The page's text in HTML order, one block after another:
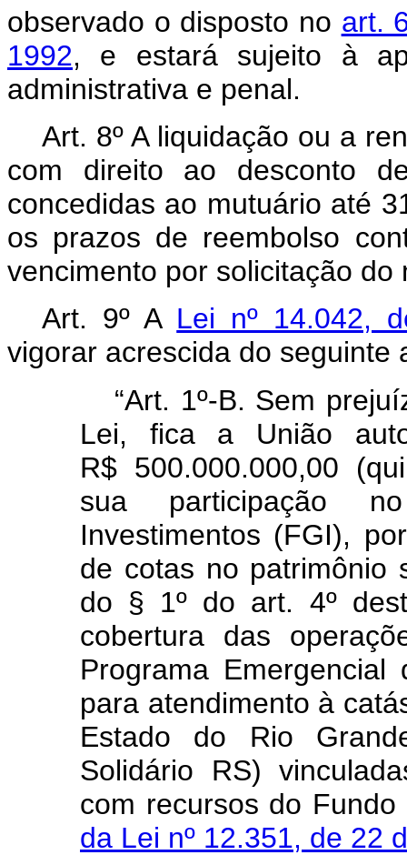
observado o disposto no art.
1992, e estará sujeito à
administrativa e penal.
Art. 8º A liquidação ou a
com direito ao desconto
concedidas ao mutuário até
os prazos de reembolso
vencimento por solicitação do
Art. 9º A Lei nº 14.042,
vigorar acrescida do seguinte
“Art. 1º-B. Sem
Lei, fica a União
R$ 500.000.000,00
sua participação
Investimentos (FGI),
de cotas no patrimônio
do § 1º do art. 4º
cobertura das
Programa
para atendimento à
Estado do Rio
Solidário RS)
com recursos do
da Lei nº 12.351, de 22